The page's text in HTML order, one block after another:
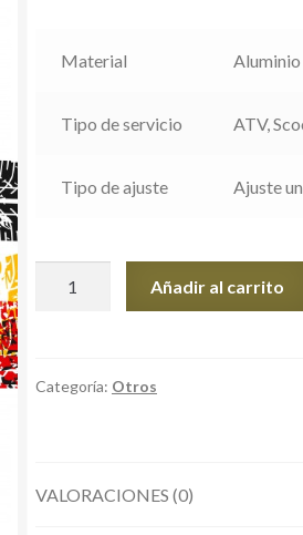
Material Aluminio
Tipo de servicio ATV,
Tipo de ajuste Ajuste
Añadir al carrito
Categoría: Otros
VALORACIONES (0)